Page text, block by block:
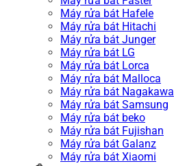
Máy rửa bát Hafele
Máy rửa bát Hitachi
Máy rửa bát Junger
Máy rửa bát LG
Máy rửa bát Lorca
Máy rửa bát Malloca
Máy rửa bát Nagakawa
Máy rửa bát Samsung
Máy rửa bát beko
Máy rửa bát Fujishan
Máy rửa bát Galanz
Máy rửa bát Xiaomi